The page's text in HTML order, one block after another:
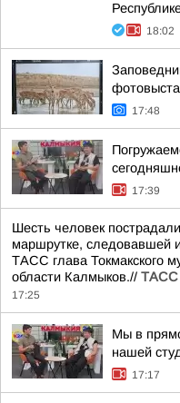
18:02
17:48
17:39
Шесть человек
маршрутке, следовавшей
ТАСС глава Токмакского
области Калмыков.// ТАСС
17:25
Мы в
нашей
17:17